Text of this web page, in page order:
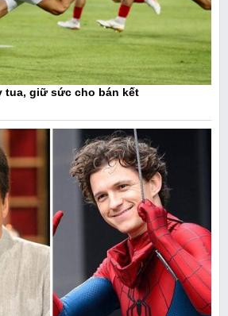
tua, giữ sức cho bán kết